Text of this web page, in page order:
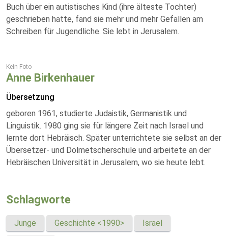
Buch über ein autistisches Kind (ihre älteste Tochter)
geschrieben hatte, fand sie mehr und mehr Gefallen am
Schreiben für Jugendliche. Sie lebt in Jerusalem.
Kein Foto
Anne Birkenhauer
Übersetzung
geboren 1961, studierte Judaistik, Germanistik und
Linguistik. 1980 ging sie für längere Zeit nach Israel und
lernte dort Hebräisch. Später unterrichtete sie selbst an der
Übersetzer- und Dolmetscherschule und arbeitete an der
Hebräischen Universität in Jerusalem, wo sie heute lebt.
Schlagworte
Junge Geschichte <1990> Israel